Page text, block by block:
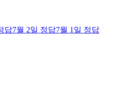
답7월 2일 정답7월 1일 정답